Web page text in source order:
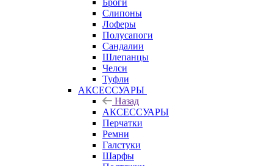
Броги
Слипоны
Лоферы
Полусапоги
Сандалии
Шлепанцы
Челси
Туфли
АКСЕССУАРЫ
Назад
АКСЕССУАРЫ
Перчатки
Ремни
Галстуки
Шарфы